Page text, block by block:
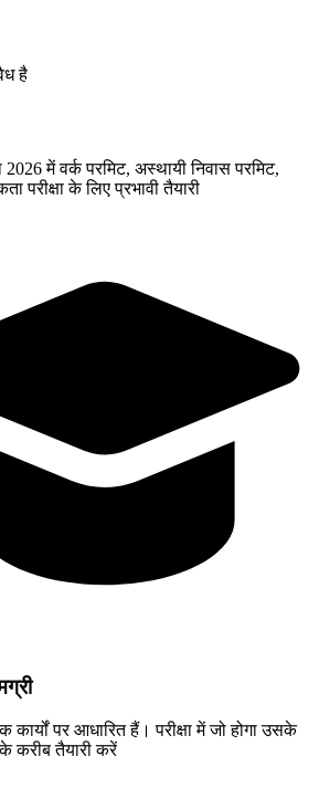
है
में वर्क परमिट, अस्थायी निवास परमिट,
परीक्षा के लिए प्रभावी तैयारी
कार्यों पर आधारित हैं। परीक्षा में जो होगा उसके
करीब तैयारी करें